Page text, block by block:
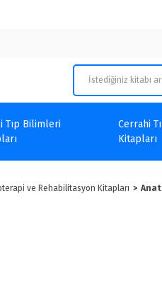
Tıp Bilimleri
Cerrahi
Kitapları
ve Rehabilitasyon Kitapları